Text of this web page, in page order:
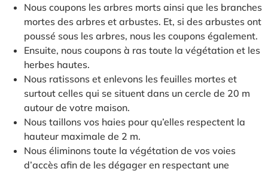
Nous coupons les arbres morts ainsi que les branches
mortes des arbres et arbustes. Et, si des arbustes ont
poussé sous les arbres, nous les coupons également.
Ensuite, nous coupons à ras toute la végétation et les
herbes hautes.
Nous ratissons et enlevons les feuilles mortes et
surtout celles qui se situent dans un cercle de 20 m
autour de votre maison.
Nous taillons vos haies pour qu’elles respectent la
hauteur maximale de 2 m.
Nous éliminons toute la végétation de vos voies
d’accès afin de les dégager en respectant une